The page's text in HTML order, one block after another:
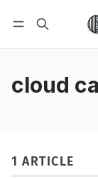
cloud
1 ARTICLE